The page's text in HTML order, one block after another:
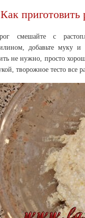
Как приготовить
смешайте с
добавьте муку и
не нужно, просто
творожное тесто все